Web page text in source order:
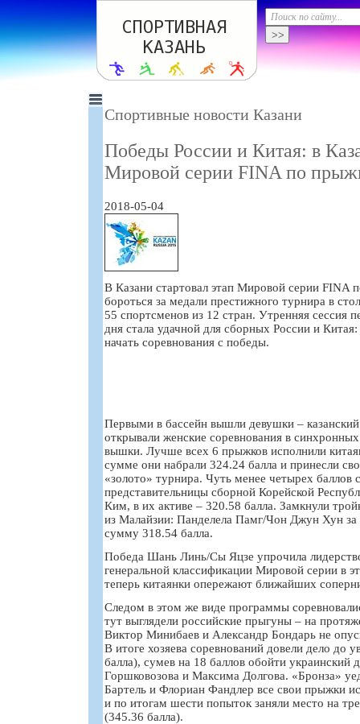
Спортивные новости Казани
Победы России и Китая: в
Мировой серии FINA по
2018-05-04
В Казани стартовал этап Мировой серии FINA
бороться за медали престижного турнира в
55 спортсменов из 12 стран. Утренняя сессия
дня стала удачной для сборных России и
начать соревнования с победы.
Первыми в бассейн вышли девушки –
открывали женские соревнования в
вышки. Лучше всех 6 прыжков исполнили
сумме они набрали 324.24 балла и принесли
«золото» турнира. Чуть менее четырех баллов
представительницы сборной Корейской
Ким, в их активе – 320.58 балла. Замкнули
из Малайзии: Панделела Памг/Чон Джун Хун
сумму 318.54 балла.
Победа Шань Линь/Сы Яцзе упрочила
генеральной классификации Мировой серии в
теперь китаянки опережают ближайших
Следом в этом же виде программы
тут выглядели российские прыгуны – на
Виктор Минибаев и Александр Бондарь не
В итоге хозяева соревнований довели дело до
балла), сумев на 18 баллов обойти украинский
Горшковозова и Максима Долгова. «Бронза»
Бартель и Флориан Фандлер все свои прыжки
и по итогам шести попыток заняли место на
(345.36 балла).